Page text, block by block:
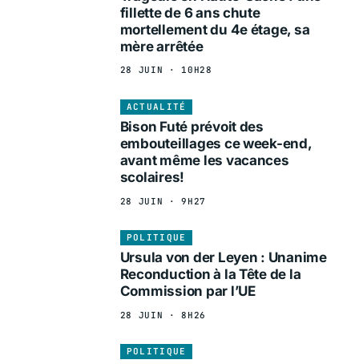
fillette de 6 ans chute
mortellement du 4e étage, sa
mère arrêtée
28 JUIN · 10H28
ACTUALITÉ
Bison Futé prévoit des
embouteillages ce week-end,
avant même les vacances
scolaires!
28 JUIN · 9H27
POLITIQUE
Ursula von der Leyen : Unanime
Reconduction à la Tête de la
Commission par l’UE
28 JUIN · 8H26
POLITIQUE